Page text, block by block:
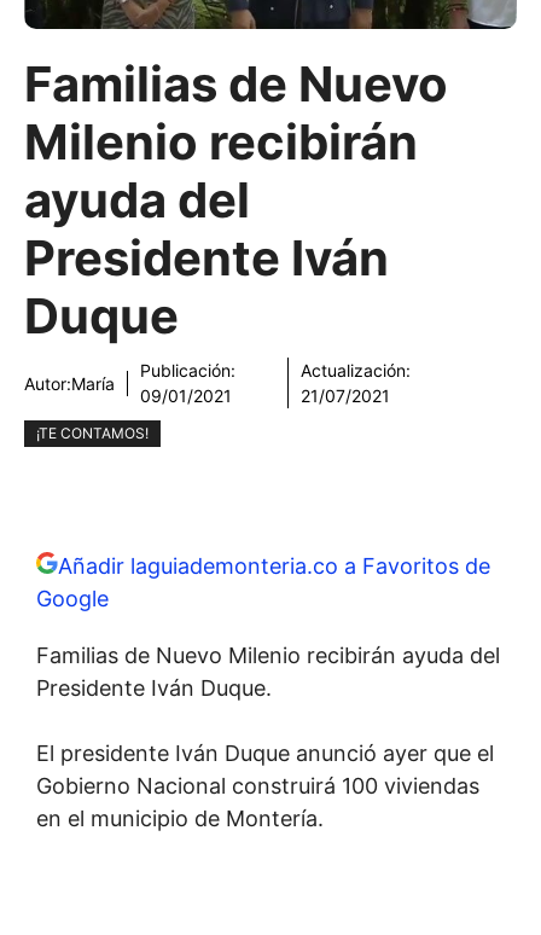
Familias de Nuevo
Milenio recibirán
ayuda del
Presidente Iván
Duque
Autor:María
Publicación:
09/01/2021
Actualización:
21/07/2021
¡TE CONTAMOS!
Añadir laguiademonteria.co a Favoritos de
Google
Familias de Nuevo Milenio recibirán ayuda del
Presidente Iván Duque.
El presidente Iván Duque anunció ayer que el
Gobierno Nacional construirá 100 viviendas
en el municipio de Montería.